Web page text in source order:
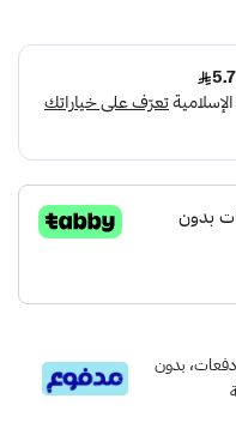
قسم دفعاتك بطريقة ميسرة إلى 4 وحتى 6 دفعات، بدون